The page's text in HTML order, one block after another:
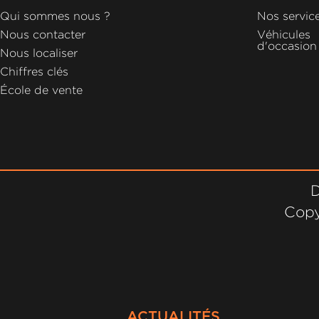
MICHEL
ACTUALITÉS
Qui sommes nous ?
Nous contacter
Nous localiser
Chiffres clés
École de vente
Nos
Véhicules
d'occasion